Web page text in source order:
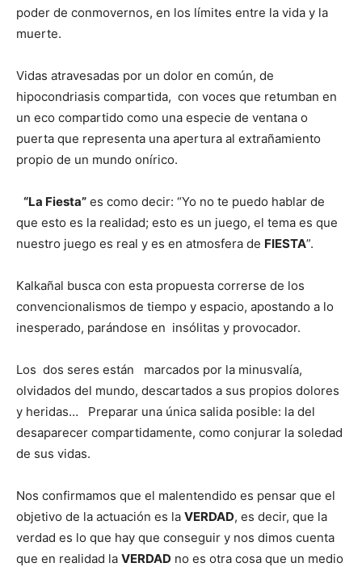
poder de conmovernos, en los límites entre la vida y la
muerte.
Vidas atravesadas por un dolor en común, de
hipocondriasis compartida, con voces que retumban en
un eco compartido como una especie de ventana o
puerta que representa una apertura al extrañamiento
propio de un mundo onírico.
“La Fiesta” es como decir: “Yo no te puedo hablar de
que esto es la realidad; esto es un juego, el tema es que
nuestro juego es real y es en atmosfera de FIESTA”.
Kalkañal busca con esta propuesta correrse de los
convencionalismos de tiempo y espacio, apostando a lo
inesperado, parándose en insólitas y provocador.
Los dos seres están marcados por la minusvalía,
olvidados del mundo, descartados a sus propios dolores
y heridas… Preparar una única salida posible: la del
desaparecer compartidamente, como conjurar la soledad
de sus vidas.
Nos confirmamos que el malentendido es pensar que el
objetivo de la actuación es la VERDAD, es decir, que la
verdad es lo que hay que conseguir y nos dimos cuenta
que en realidad la VERDAD no es otra cosa que un medio